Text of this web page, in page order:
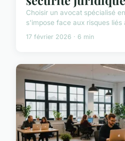
Choisir un avocat spécialisé
s'impose face aux risques liés
17 février 2026 · 6 min